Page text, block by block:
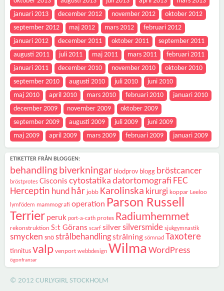
januari 2013
december 2012 november 2012
oktober 2012
september 2012
maj 2012 mars 2012
februari 2012
januari 2012
december 2011 oktober 2011
september 2011
augusti 2011
juli 2011 maj 2011 mars 2011
februari 2011
januari 2011
december 2010 november 2010
oktober 2010
september 2010
augusti 2010 juli 2010
juni 2010
maj 2010
april 2010 mars 2010 februari 2010
januari 2010
december 2009
november 2009
oktober 2009
september 2009
augusti 2009 juli 2009
juni 2009
maj 2009
april 2009 mars 2009 februari 2009 januari 2009
ETIKETTER FRÅN BLOGGEN:
behandling biverkningar blodprov blogg bröstcancer
bröstprotes Cisconis cytostatika datortomografi FEC
Herceptin hund hår jobb Karolinska kirurgi koppar Leeloo
lymfödem mammografi operation Parson Russell
Terrier peruk port-a-cath protes Radiumhemmet
rekonstruktion S:t Görans scarf silversilversmide sjukgymnastik
smycken snö strålbehandlingstrålning sömnad Taxotere
tinnitus valp venport webbdesign Wilma WordPress
ögonfransar
© 2012 CURLYGIRL STOCKHOLM